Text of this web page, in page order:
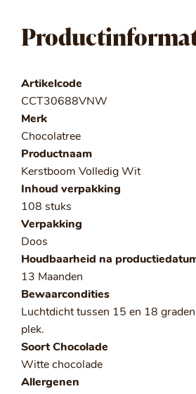
Artikelcode
CCT30688VNW
Merk
Chocolatree
Productnaam
Kerstboom Volledig Wit
Inhoud verpakking
108 stuks
Verpakking
Doos
Houdbaarheid na
13 Maanden
Bewaarcondities
Luchtdicht tussen 15 en 18
plek.
Soort Chocolade
Witte chocolade
Allergenen